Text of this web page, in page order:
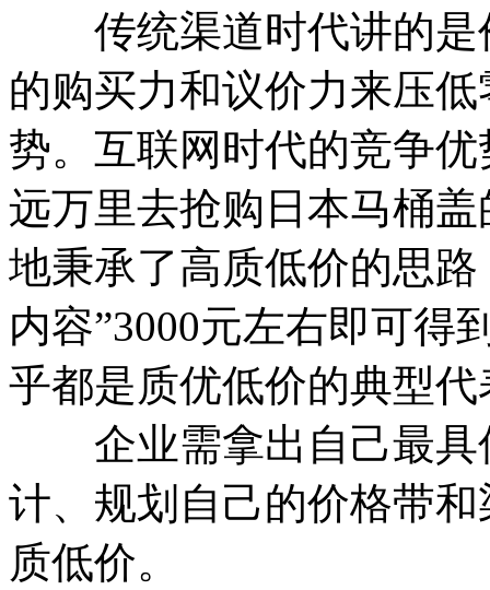
传统渠道时代讲的是
的购买力和议价力来压
势。互联网时代的竞争
远万里去抢购日本马桶
地秉承了高质低价的思
内容”3000元左右即可得
乎都是质优低价的典型代
企业需拿出自己最具
计、规划自己的价格带
质低价。